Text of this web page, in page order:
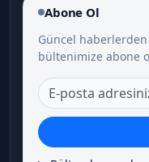
Abone Ol
Güncel
bültenimize abone